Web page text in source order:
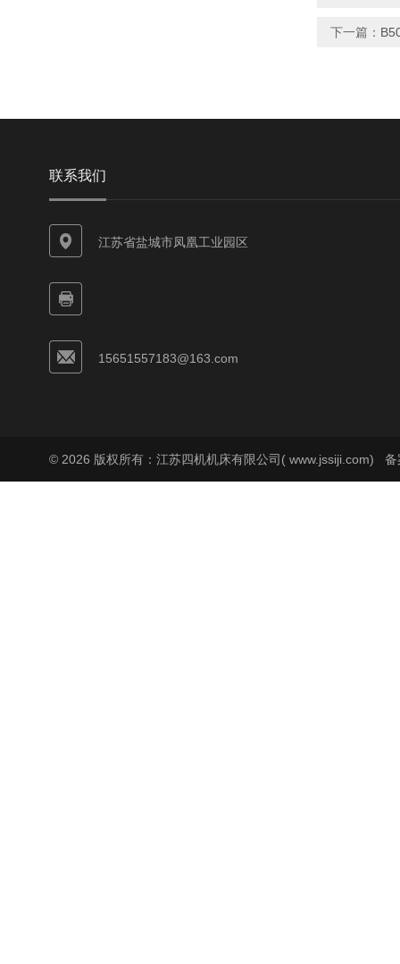
下一篇：
联系我们
江苏省盐城市凤凰工业园区
15651557183@163.com
© 2026 版权所有：江苏四机机床有限公司( www.jssiji.com) 备